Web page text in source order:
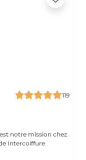
119
Intercoiffure